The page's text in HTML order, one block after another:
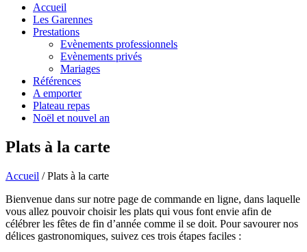
Accueil
Les Garennes
Prestations
Evènements professionnels
Evènements privés
Mariages
Références
A emporter
Plateau repas
Noël et nouvel an
Plats à la carte
Accueil / Plats à la carte
Bienvenue dans sur notre page de commande en ligne, dans laquelle
vous allez pouvoir choisir les plats qui vous font envie afin de
célébrer les fêtes de fin d’année comme il se doit. Pour savourer nos
délices gastronomiques, suivez ces trois étapes faciles :